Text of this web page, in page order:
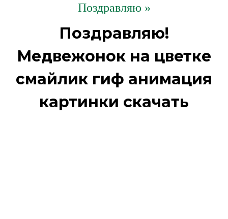
Поздравляю »
Поздравляю!
Медвежонок на цветке
смайлик гиф анимация
картинки скачать